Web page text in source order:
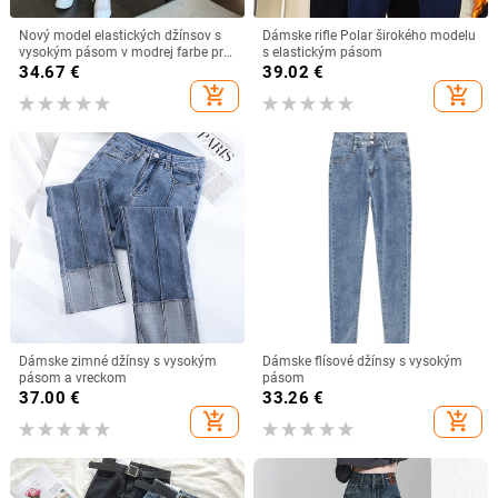
Nový model elastických džínsov s
vysokým pásom v modrej farbe pre
ženy
34.67 €
add_shopping_cart
Dámske rifle Polar širokého modelu
s elastickým pásom
39.02 €
add_shopping_cart
Dámske zimné džínsy s vysokým
pásom a vreckom
37.00 €
add_shopping_cart
Dámske flísové džínsy s vysokým
pásom
33.26 €
add_shopping_cart